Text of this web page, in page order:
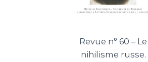
Revue n° 60 – Le
nihilisme russe.